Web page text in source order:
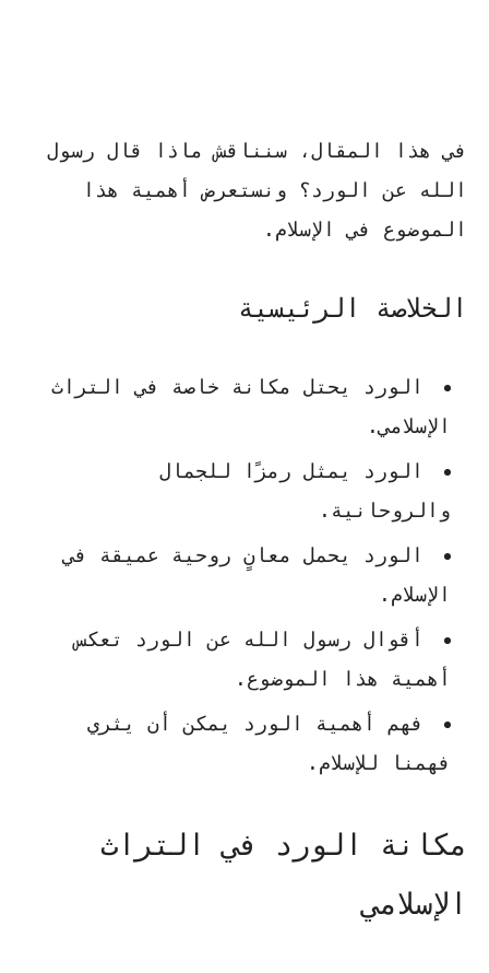
في هذا المقال، سنناقش ماذا قال رسول
الله عن الورد؟ ونستعرض أهمية هذا
الموضوع في الإسلام.
الخلاصة الرئيسية
الورد يحتل مكانة خاصة في التراث
الإسلامي.
الورد يمثل رمزًا للجمال
والروحانية.
الورد يحمل معانٍ روحية عميقة في
الإسلام.
أقوال رسول الله عن الورد تعكس
أهمية هذا الموضوع.
فهم أهمية الورد يمكن أن يثري
فهمنا للإسلام.
مكانة الورد في التراث
الإسلامي